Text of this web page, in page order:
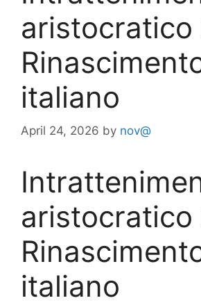
aristocratico
italiano
April 24, 2026 by nov@
aristocratico
italiano